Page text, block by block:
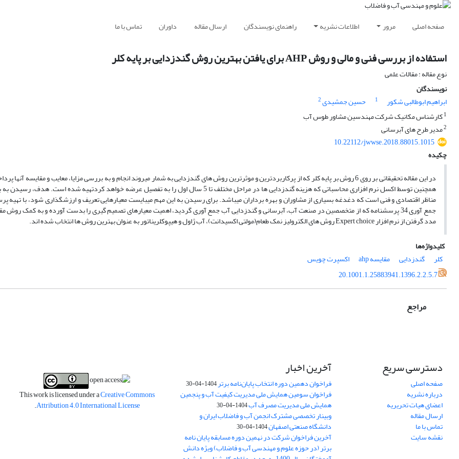
صفحه اصلی مرور اطلاعات نشریه راهنمای نویسندگان ارسال مقاله داوران تماس با ما
استفاده از بررسی فنی و مالی و روش AHP برای یافتن بهترین روش گندزدایی بر پایه کلر
نوع مقاله : مقالات علمی
نویسندگان
ابراهیم ابوطالبی شکور
1 حسین جمشیدی2
1کارشناس مکانیک شرکت مهندسین مشاور طوس آب
2مدیر طرح های آبرسانی
10.22112/jwwse.2018.88015.1015
چکیده
در این مقاله تحقیقاتی بر روی 6 روش بر پایه کلر که از پرکاربردترین و موثرترین روش های گندزدایی به شمار میروند انجام و به بررسی مزایا، معایب و مقایسه
همچنین توسط اکسل نرم افزاری محاسباتی که هزینه گندزدایی ها در مراحل مختلف تا 5 سال اول را به تفصیل عرضه خواهد کردتهیه شده است.
مناظر اقتصادی و فنی است که دغدغه بسیاری از مشاوران و بهره برداران میباشد. برای رسیدن به این مهم میبایست معیارهایی تعریف و ارزشگذاری شود، با تهیه
مدد گرفتن از نرم افزار Expert choice روش های الکترولیز نمک طعام(مولتی اکسیدانت)، آب ژاول و هیپوکلریناتور به عنوان بهترین روش ها انتخاب شده اند.
کلیدواژه‌ها
کلر
گندزدایی مقایسه ahp
اکسپرت چویس
20.1001.1.25883941.1396.2.2.5.7
مراجع
دسترسی سریع
صفحه اصلی
درباره نشریه
اعضای هیات تحریریه
ارسال مقاله
تماس با ما
نقشه سایت
آخرین اخبار
فراخوان دهمین دوره انتخاب پایان‌نامه برتر1404-04-30
فراخوان سومین همایش ملی مدیریت کیفیت آب و پنجمین
همایش ملی مدیریت مصرف آب1404-04-30
وبینار تخصصی مشترک انجمن آب و فاضلاب ایران و
دانشگاه صنعتی اصفهان1404-04-30
آخرین فراخوان شرکت در نهمین دوره مسابقه پایان نامه
برتر (در حوزه علوم و مهندسی آب و فاضلاب) ویژه دانش
This work is licensed under aCreative Commons
Attribution 4.0 International License
.